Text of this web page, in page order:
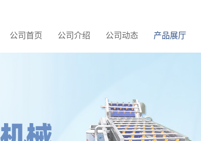
公司首页 公司介绍 公司动态 产品展厅